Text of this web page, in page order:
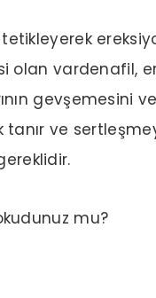
olan vardenafil,
gevşemesini
ve
mu?